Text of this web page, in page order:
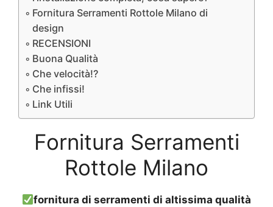
Fornitura Serramenti Rottole Milano di
design
RECENSIONI
Buona Qualità
Che velocità!?
Che infissi!
Link Utili
Fornitura Serramenti
Rottole Milano
fornitura di serramenti di altissima qualità